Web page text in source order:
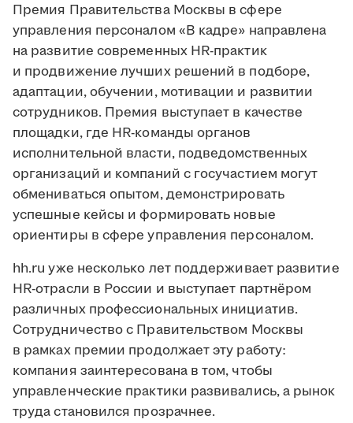
Премия Правительства Москвы в сфере
управления персоналом «В кадре» направлена
на развитие современных HR-практик
и продвижение лучших решений в подборе,
адаптации, обучении, мотивации и развитии
сотрудников. Премия выступает в качестве
площадки, где HR-команды органов
исполнительной власти, подведомственных
организаций и компаний с госучастием могут
обмениваться опытом, демонстрировать
успешные кейсы и формировать новые
ориентиры в сфере управления персоналом.
hh.ru уже несколько лет поддерживает развитие
HR-отрасли в России и выступает партнёром
различных профессиональных инициатив.
Сотрудничество с Правительством Москвы
в рамках премии продолжает эту работу:
компания заинтересована в том, чтобы
управленческие практики развивались, а рынок
труда становился прозрачнее.